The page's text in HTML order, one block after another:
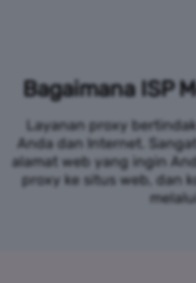
Bagaimana ISP
Layanan proxy
Anda dan Internet.
alamat web yang ingin
proxy ke situs web, dan